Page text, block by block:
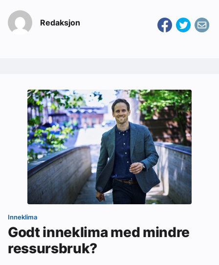
Redaksjon
Inneklima
Godt inneklima med mindre
ressursbruk?